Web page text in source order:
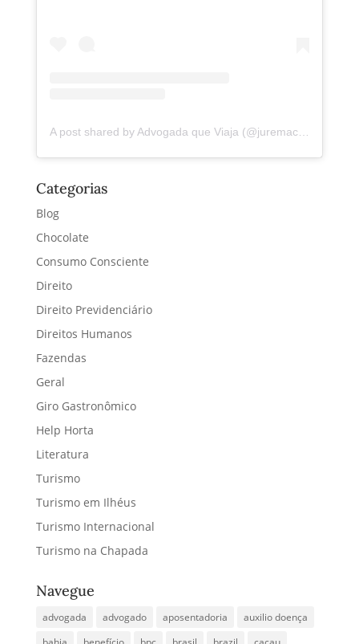
A post shared by Advogada que Viaja (@juremacintra)
Categorias
Blog
Chocolate
Consumo Consciente
Direito
Direito Previdenciário
Direitos Humanos
Fazendas
Geral
Giro Gastronômico
Help Horta
Literatura
Turismo
Turismo em Ilhéus
Turismo Internacional
Turismo na Chapada
Navegue
advogada advogado aposentadoria
auxilio doença